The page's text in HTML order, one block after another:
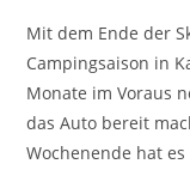
Mit dem Ende der
Campingsaison in
Monate im Voraus
das Auto bereit
Wochenende hat